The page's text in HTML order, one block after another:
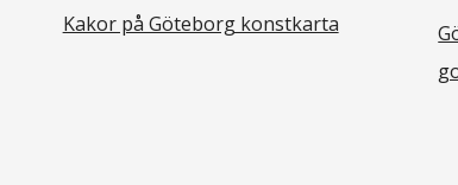
Kakor på Göteborg konstkarta